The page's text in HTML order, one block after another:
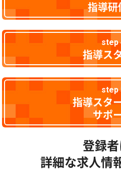
指導研
step
指導ス
step
指導スタ
サポ
登録
詳細な求人情